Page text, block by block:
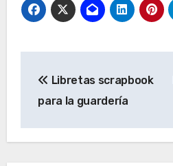
de
Libretas scrapbook
para la guardería